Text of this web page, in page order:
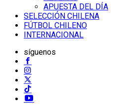
APUESTA DEL DÍA
SELECCIÓN CHILENA
FÚTBOL CHILENO
INTERNACIONAL
síguenos